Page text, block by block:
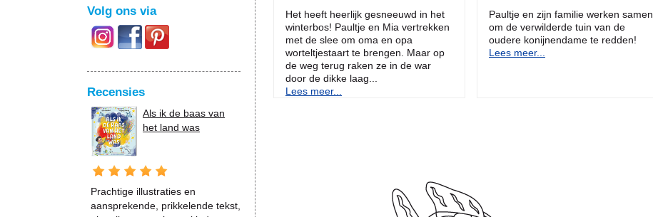
Het heeft heerlijk gesneeuwd in het
winterbos! Paultje en Mia vertrekken
met de slee om oma en opa
worteltjestaart te brengen. Maar op
de weg terug raken ze in de war
door de dikke laag...
Lees meer...
Paultje en zijn familie werken samen
om de verwilderde tuin van de
oudere konijnendame te redden!
Lees meer...
Volg ons via
Recensies
Als ik de baas van
het land was
Prachtige illustraties en
aansprekende, prikkelende tekst,